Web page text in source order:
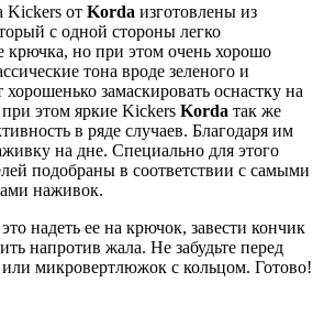
Kickers от Korda изготовлены из
с одной стороны легко
крючка, но при этом очень хорошо
тона вроде зеленого и
замаскировать оснастку на
этом яркие Kickers Korda так же
в ряде случаев. Благодаря им
на дне. Специально для этого
подобраны в соответствии с самыми
наживок.
надеть ее на крючок, завести кончик
напротив жала. Не забудьте перед
или микровертлюжок с кольцом. Готово!